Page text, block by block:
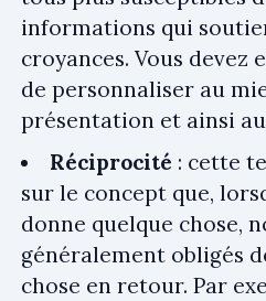
informations qui
croyances. Vous
de personnaliser au
présentation et ainsi
Réciprocité : cette
sur le concept que,
donne quelque chose,
généralement obligés
chose en retour. Par